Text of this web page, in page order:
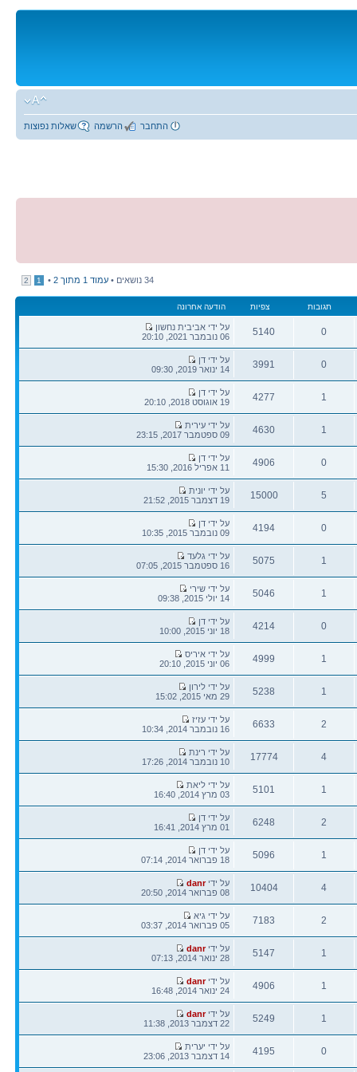
שאלות נפוצות הרשמה התחבר
34 נושאים • עמוד 1 מתוך 2
•
1
2
תגובות צפיות הודעה אחרונה
0
תגובות
5140
צפיות
הודעה
אחרונה
על ידי אביבית נחשון
06 נובמבר 2021, 20:10
0
3991
הודעה
אחרונה
על ידי דן
14 ינואר 2019, 09:30
1
תגובות
4277
צפיות
הודעה
אחרונה
על ידי דן
19 אוגוסט 2018, 20:10
1
4630
הודעה
אחרונה
על ידי עירית
09 ספטמבר 2017, 23:15
0
תגובות
4906
צפיות
הודעה
אחרונה
על ידי דן
11 אפריל 2016, 15:30
5
15000
הודעה
אחרונה
על ידי יונית
19 דצמבר 2015, 21:52
0
תגובות
4194
צפיות
הודעה
אחרונה
על ידי דן
09 נובמבר 2015, 10:35
1
5075
הודעה
אחרונה
על ידי גלעד
16 ספטמבר 2015, 07:05
1
תגובות
5046
צפיות
הודעה
אחרונה
על ידי שירי
14 יולי 2015, 09:38
0
4214
הודעה
אחרונה
על ידי דן
18 יוני 2015, 10:00
1
תגובות
4999
צפיות
הודעה
אחרונה
על ידי איריס
06 יוני 2015, 20:10
1
5238
הודעה
אחרונה
על ידי לירון
29 מאי 2015, 15:02
2
תגובות
6633
צפיות
הודעה
אחרונה
על ידי עזיז
16 נובמבר 2014, 10:34
4
17774
הודעה
אחרונה
על ידי רינת
10 נובמבר 2014, 17:26
1
תגובות
5101
צפיות
הודעה
אחרונה
על ידי ליאת
03 מרץ 2014, 16:40
2
6248
הודעה
אחרונה
על ידי דן
01 מרץ 2014, 16:41
1
תגובות
5096
צפיות
הודעה
אחרונה
על ידי דן
18 פברואר 2014, 07:14
4
10404
הודעה
אחרונה
על ידיdanr
08 פברואר 2014, 20:50
2
תגובות
7183
צפיות
הודעה
אחרונה
על ידי גיא
05 פברואר 2014, 03:37
1
5147
הודעה
אחרונה
על ידיdanr
28 ינואר 2014, 07:13
1
תגובות
4906
צפיות
הודעה
אחרונה
על ידיdanr
24 ינואר 2014, 16:48
1
5249
הודעה
אחרונה
על ידיdanr
22 דצמבר 2013, 11:38
0
4195
הודעה
אחרונה
על ידי יערית
14 דצמבר 2013, 23:06